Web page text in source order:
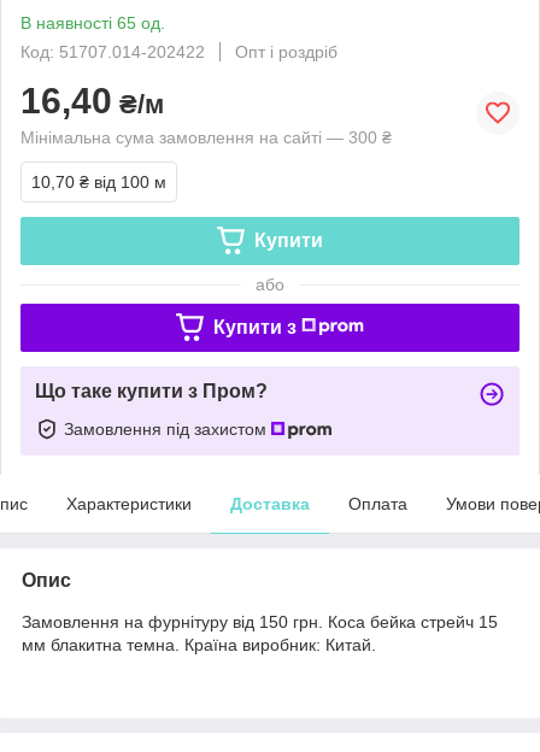
В наявності 65 од.
Код: 51707.014-202422
Опт і роздріб
16,40 ₴/м
Мінімальна сума замовлення на сайті — 300 ₴
10,70 ₴ від 100 м
Купити
або
Купити з
Що таке купити з Пром?
Замовлення під захистом
Характеристики Доставка Оплата Умови
Опис
Замовлення на фурнітуру від 150 грн. Коса бейка стрейч 15
мм блакитна темна. Країна виробник: Китай.